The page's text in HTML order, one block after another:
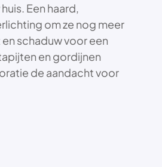
Een haard,
om ze nog meer
schaduw voor een
en gordijnen
de aandacht voor